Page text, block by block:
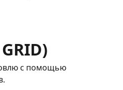
с помощью